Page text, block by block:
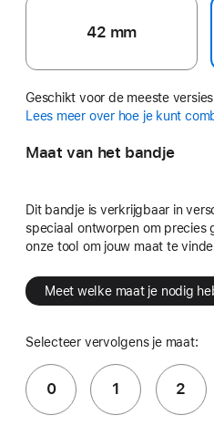
42 mm
Geschikt voor de meeste
Lees meer over hoe je kunt
Maat van het bandje
Dit bandje is verkrijgbaar in
speciaal ontworpen om precies
onze tool om jouw maat te
Meet welke maat je nodig
Selecteer vervolgens je maat:
0 1 2